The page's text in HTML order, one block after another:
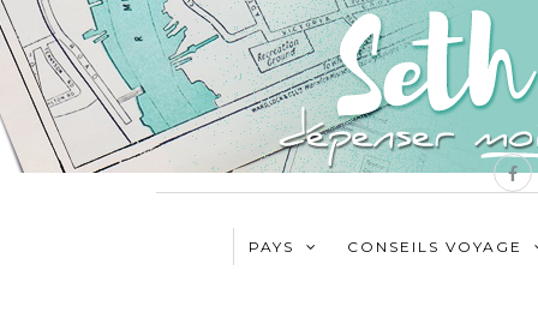
PAYS CONSEILS VOYAGE